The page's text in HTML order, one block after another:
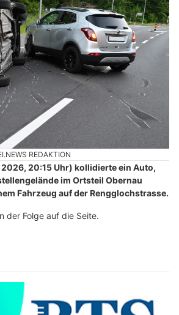
REDAKTION
20:15 Uhr) kollidierte ein Auto,
im Ortsteil Obernau
Fahrzeug auf der Rengglochstrasse.
der Folge auf die Seite.